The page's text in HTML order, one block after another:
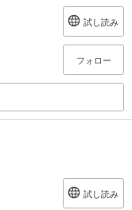
試し読み
フォロー
試し読み